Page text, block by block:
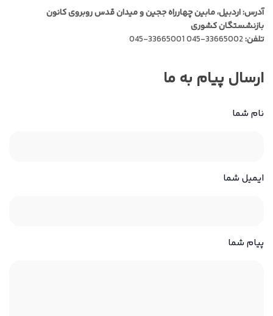
آدرس: اردبیل، مابین چهارراه ججین و میدان قدس روبروی کانون
بازنشستگان کشوری
تلفن:
ارسال پیام به ما
نام شما
ایمیل شما
پیام شما